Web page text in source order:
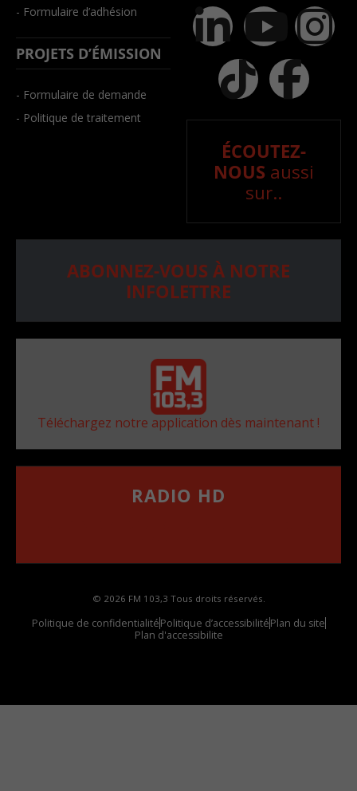
- Formulaire d’adhésion
PROJETS D’ÉMISSION
- Formulaire de demande
- Politique de traitement
ÉCOUTEZ-
NOUS aussi
sur..
ABONNEZ-VOUS À NOTRE
INFOLETTRE
Téléchargez notre application dès maintenant !
RADIO HD
© 2026 FM 103,3 Tous droits réservés.
Politique de confidentialitéPolitique d’accessibilitéPlan du site
Plan d'accessibilite